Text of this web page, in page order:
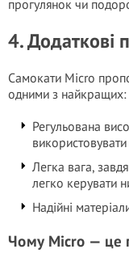
прогулянок чи
4. Додаткові
Самокати Micro
одними з найкращих:
Регульована
Легка вага,
легко керувати
Надійні
Чому Micro — це